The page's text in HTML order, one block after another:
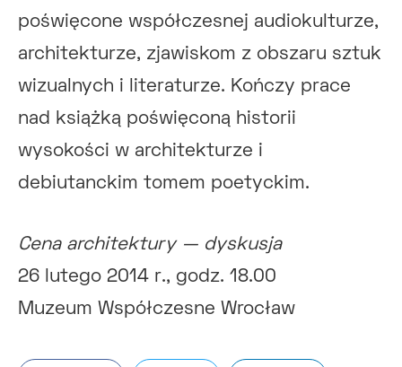
poświęcone współczesnej audiokulturze,
architekturze, zjawiskom z obszaru sztuk
wizualnych i literaturze. Kończy prace
nad książką poświęconą historii
wysokości w architekturze i
debiutanckim tomem poetyckim.
Cena architektury — dyskusja
26 lutego 2014 r., godz. 18.00
Muzeum Współczesne Wrocław